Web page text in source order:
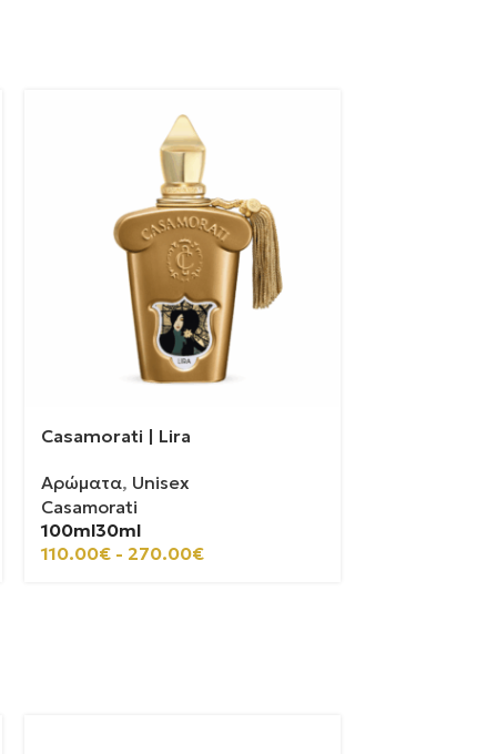
Casamorati | Lira
Αρώματα, Unisex
Casamorati
100ml30ml
110.00€ - 270.00€